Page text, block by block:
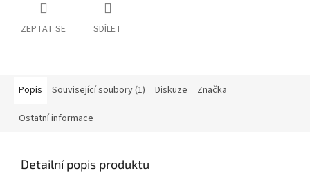
ZEPTAT SE SDÍLET
Popis Související soubory (1) Diskuze Značka
Ostatní informace
Detailní popis produktu